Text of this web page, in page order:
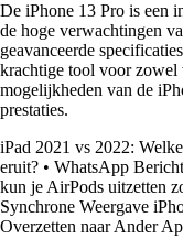
De iPhone 13 Pro is een
de hoge verwachtingen
geavanceerde
krachtige tool voor zowel
mogelijkheden van de
prestaties.
iPad 2021 vs 2022:
eruit? • WhatsApp
kun je AirPods uitzetten
Synchrone Weergave
Overzetten naar Ander